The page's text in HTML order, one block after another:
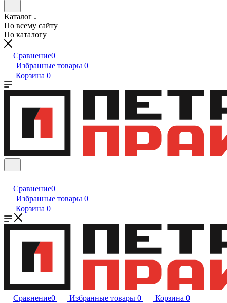
Каталог
По всему сайту
По каталогу
Сравнение0
Избранные товары 0
Корзина 0
Сравнение0
Избранные товары 0
Корзина 0
Сравнение0 Избранные товары 0 Корзина 0